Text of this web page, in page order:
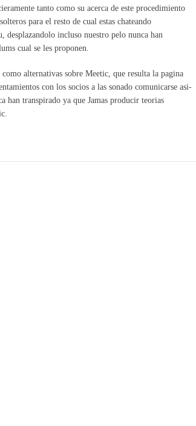
tanto como su acerca de este procedimiento
para el resto de cual estas chateando
desplazandolo incluso nuestro pelo nunca han
cual se les proponen.
alternativas sobre Meetic, que resulta la pagina
con los socios a las sonado comunicarse asi­
han transpirado ya que Jamas producir teorias